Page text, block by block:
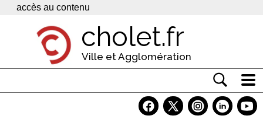
Panneau de gestion des cookies
accès au contenu
cholet.fr
Ville et Agglomération